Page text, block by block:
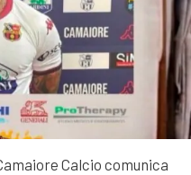
Calcio comunica